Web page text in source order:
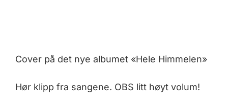
Cover på det nye albumet «Hele Himmelen»
Hør klipp fra sangene. OBS litt høyt volum!